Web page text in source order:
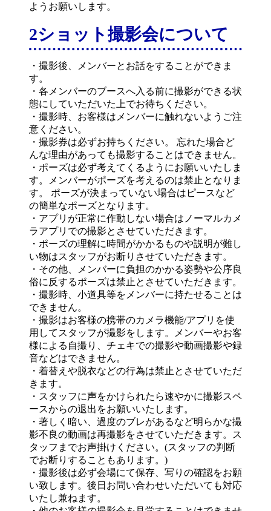
ようお願いします。
2ショット撮影会について
・撮影後、メンバーとお話をすることができま
す。
・各メンバーのブースへ入る前に撮影ができる状
態にしていただいた上でお待ちください。
・撮影時、お客様はメンバーに触れないようご注
意ください。
・撮影券は必ずお持ちください。 忘れた場合ど
んな理由があっても撮影することはできません。
・ポーズは必ず考えてくるようにお願いいたしま
す。メンバーがポーズを考えるのは禁止となりま
す。 ポーズが決まっていない場合はピースなど
の簡単なポーズとなります。
・アプリが正常に作動しない場合はノーマルカメ
ラアプリでの撮影とさせていただきます。
・ポーズの理解に時間がかかるものや説明が難し
い物はスタッフがお断りさせていただきます。
・その他、メンバーに負担のかかる姿勢や公序良
俗に反するポーズは禁止とさせていただきます。
・撮影時、小道具等をメンバーに持たせることは
できません。
・撮影はお客様の携帯のカメラ機能/アプリを使
用してスタッフが撮影をします。メンバーやお客
様による自撮り、チェキでの撮影や動画撮影や録
音などはできません。
・着替えや脱衣などの行為は禁止とさせていただ
きます。
・スタッフに声をかけられたら速やかに撮影スペ
ースからの退出をお願いいたします。
・著しく暗い、過度のブレがあるなど明らかな撮
影不良の動画は再撮影をさせていただきます。ス
タッフまでお声掛けください。(スタッフの判断
でお断りすることもあります。)
・撮影後は必ず会場にて保存、写りの確認をお願
い致します。後日お問い合わせいただいても対応
いたし兼ねます。